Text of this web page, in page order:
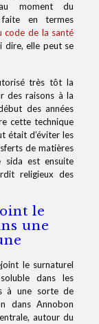
moment du
en termes
code de la santé
dire, elle peut se
très tôt la
des raisons à la
des années
cette technique
était d’éviter les
de matières
sida est ensuite
religieux des
le
une
le surnaturel
dans les
à une sorte de
dans Annobon
autour du